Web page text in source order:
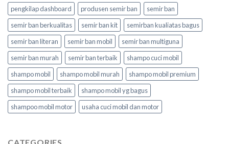
pengkilap dashboard
produsen semir ban
semir ban
semir ban berkualitas
semir ban kit
semirban kualiatas bagus
semir ban literan
semir ban mobil
semir ban multiguna
semir ban murah
semir ban terbaik
shampo cuci mobil
shampo mobil
shampo mobil murah
shampo mobil premium
shampo mobil terbaik
shampo mobil yg bagus
shampoo mobil motor
usaha cuci mobil dan motor